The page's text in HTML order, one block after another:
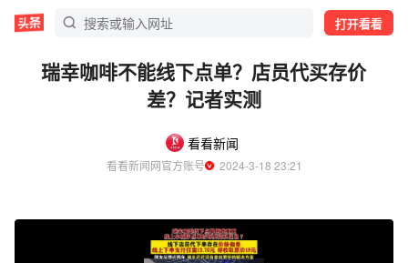
打开看看
瑞幸咖啡不能线下点单？店员代买存价
差？记者实测
看看新闻
看看新闻网官方账号
  2024-3-18 23:21